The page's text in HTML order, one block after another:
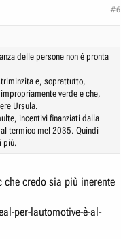
#6
delle persone non è pronta
e, soprattutto,
verde e che,
Ursula.
incentivi finanziati dalla
termico mel 2035. Quindi
più.
che credo sia più inerente
per-lautomotive-è-al-